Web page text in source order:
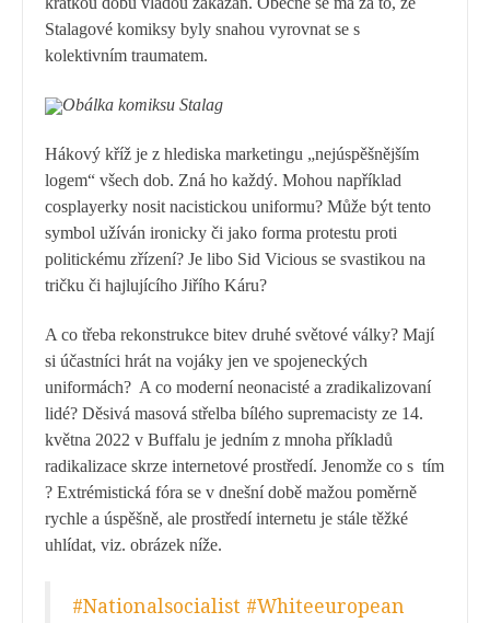
Stalagové komiksy byly snahou vyrovnat se s
kolektivním traumatem.
Obálka komiksu Stalag
Hákový kříž je z hlediska marketingu „nejúspěšnějším
logem“ všech dob. Zná ho každý. Mohou například
cosplayerky nosit nacistickou uniformu? Může být tento
symbol užíván ironicky či jako forma protestu proti
politickému zřízení? Je libo Sid Vicious se svastikou na
tričku či hajlujícího Jiřího Káru?
A co třeba rekonstrukce bitev druhé světové války? Mají
si účastníci hrát na vojáky jen ve spojeneckých
uniformách? A co moderní neonacisté a zradikalizovaní
lidé? Děsivá masová střelba bílého supremacisty ze 14.
května 2022 v Buffalu je jedním z mnoha příkladů
radikalizace skrze internetové prostředí. Jenomže co s tím
? Extrémistická fóra se v dnešní době mažou poměrně
rychle a úspěšně, ale prostředí internetu je stále těžké
uhlídat, viz. obrázek níže.
#Nationalsocialist #Whiteeuropean